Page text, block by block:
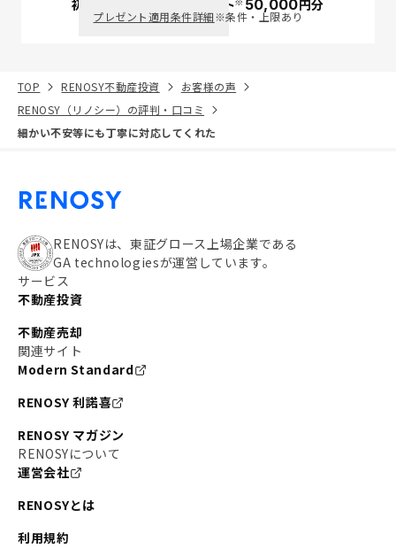
初回面談で ポイント 50,000円分
プレゼント適用条件詳細※条件・上限あり
TOP RENOSY不動産投資
お客様の声
RENOSY（リノシー）の評判・口コミ
細かい不安等にも丁寧に対応してくれた
RENOSYは、東証グロース上場企業である
GA technologiesが運営しています。
サービス
不動産投資
不動産売却
関連サイト
Modern Standard
RENOSY 利諾喜
RENOSY マガジン
RENOSYについて
運営会社
RENOSYとは
利用規約